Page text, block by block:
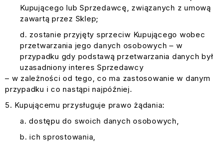
Kupującego lub Sprzedawcę, związanych z umową
zawartą przez Sklep;
zostanie przyjęty sprzeciw Kupującego wobec
przetwarzania jego danych osobowych – w
przypadku gdy podstawą przetwarzania danych był
uzasadniony interes Sprzedawcy
– w zależności od tego, co ma zastosowanie w danym
przypadku i co nastąpi najpóźniej.
Kupującemu przysługuje prawo żądania:
dostępu do swoich danych osobowych,
ich sprostowania,